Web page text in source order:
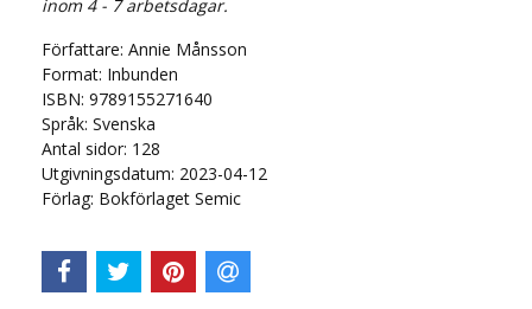
inom 4 - 7 arbetsdagar.
Författare: Annie Månsson
Format: Inbunden
ISBN: 9789155271640
Språk: Svenska
Antal sidor: 128
Utgivningsdatum: 2023-04-12
Förlag: Bokförlaget Semic